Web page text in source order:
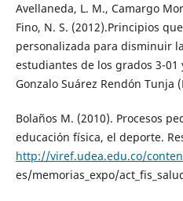
Avellaneda, L. M., Camargo
Fino, N. S. (2012).Principios
personalizada para disminuir
estudiantes de los grados 3-
Gonzalo Suárez Rendón Tunja
Bolaños M. (2010). Procesos
educación física, el deporte.
http://viref.udea.edu.co/
es/memorias_expo/